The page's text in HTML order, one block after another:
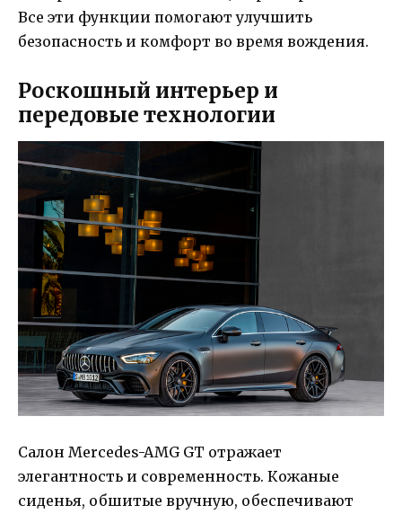
Все эти функции помогают улучшить
безопасность и комфорт во время вождения.
Роскошный интерьер и
передовые технологии
Салон Mercedes-AMG GT отражает
элегантность и современность. Кожаные
сиденья, обшитые вручную, обеспечивают